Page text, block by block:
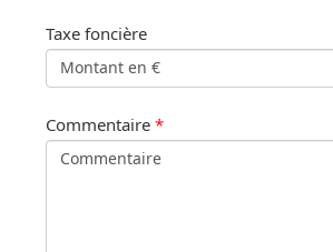
Taxe foncière
Commentaire *